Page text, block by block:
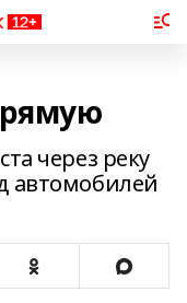
через реку
автомобилей